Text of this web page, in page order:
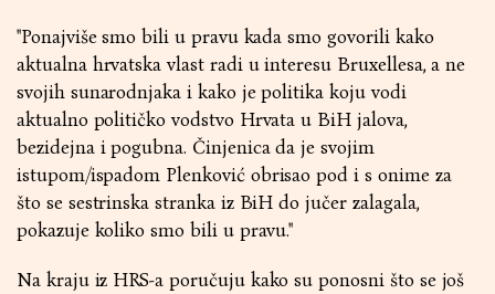
''Ponajviše smo bili u pravu kada smo govorili kako
aktualna hrvatska vlast radi u interesu Bruxellesa, a ne
svojih sunarodnjaka i kako je politika koju vodi
aktualno političko vodstvo Hrvata u BiH jalova,
bezidejna i pogubna. Činjenica da je svojim
istupom/ispadom Plenković obrisao pod i s onime za
što se sestrinska stranka iz BiH do jučer zalagala,
pokazuje koliko smo bili u pravu.''
Na kraju iz HRS-a poručuju kako su ponosni što se još